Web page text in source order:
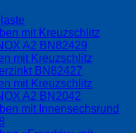
mit Kreuzschlitz
A2 BN82429
mit Kreuzschlitz
BN82427
mit Kreuzschlitz
A2 BN2042
mit Innensechsrund